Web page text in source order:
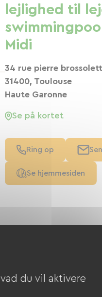
lejlighed til
Midi
34 rue pierre
31400, Toulouse
Haute Garonne
Se på kortet
Ring op
Se hjemmesiden
du vil aktivere